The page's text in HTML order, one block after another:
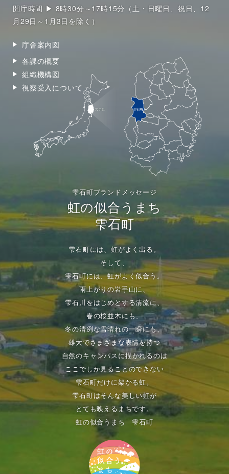
開庁時間 ▶ 8時30分～17時15分（土・日曜日、祝日、12
月29日～1月3日を除く）
庁舎案内図
各課の概要
組織機構図
視察受入について
雫石町ブランドメッセージ
虹の似合うまち
雫石町
雫石町には、虹がよく出る。
そして、
雫石町には、虹がよく似合う。
雨上がりの岩手山に、
雫石川をはじめとする清流に、
春の桜並木にも、
冬の清冽な雪晴れの一瞬にも、
雄大でさまざまな表情を持つ
自然のキャンパスに描かれるのは
ここでしか見ることのできない
雫石町だけに架かる虹。
雫石町はそんな美しい虹が
とても映えるまちです。
虹の似合うまち 雫石町